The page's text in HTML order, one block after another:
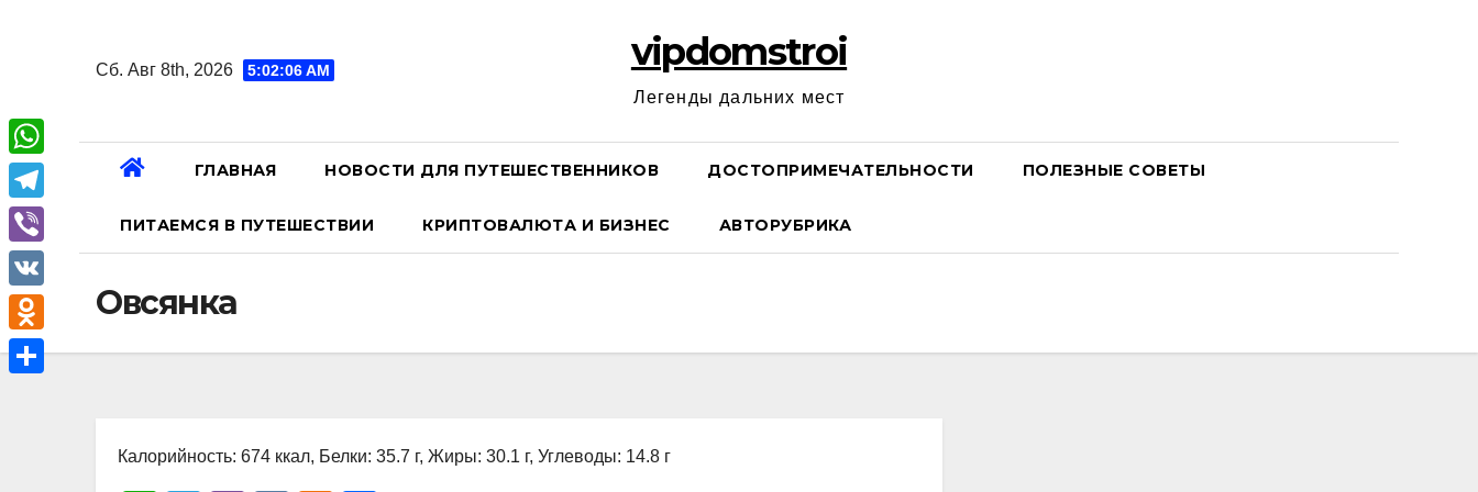
содержанию
Сб. Авг 8th, 2026 5:02:07 AM vipdomstroi
Легенды дальних мест
ГЛАВНАЯ НОВОСТИ ДЛЯ ПУТЕШЕСТВЕННИКОВ ДОСТОПРИМЕЧАТЕЛЬНОСТИ ПОЛЕЗНЫЕ СОВЕТЫ
ПИТАЕМСЯ В ПУТЕШЕСТВИИ КРИПТОВАЛЮТА И БИЗНЕС АВТОРУБРИКА
Овсянка
Калорийность: 674 ккал, Белки: 35.7 г, Жиры: 30.1 г, Углеводы: 14.8 г
W
h
a
A
T
e
l
e
g
V
i
b
e
V
K
O